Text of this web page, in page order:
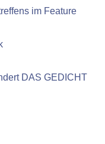
im Feature
DAS GEDICHT